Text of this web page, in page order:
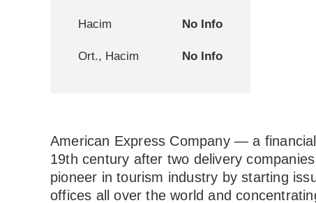
Hacim No Info
Ort., Hacim No Info
American Express Company — a
19th century after two delivery
pioneer in tourism industry by starting
offices all over the world and